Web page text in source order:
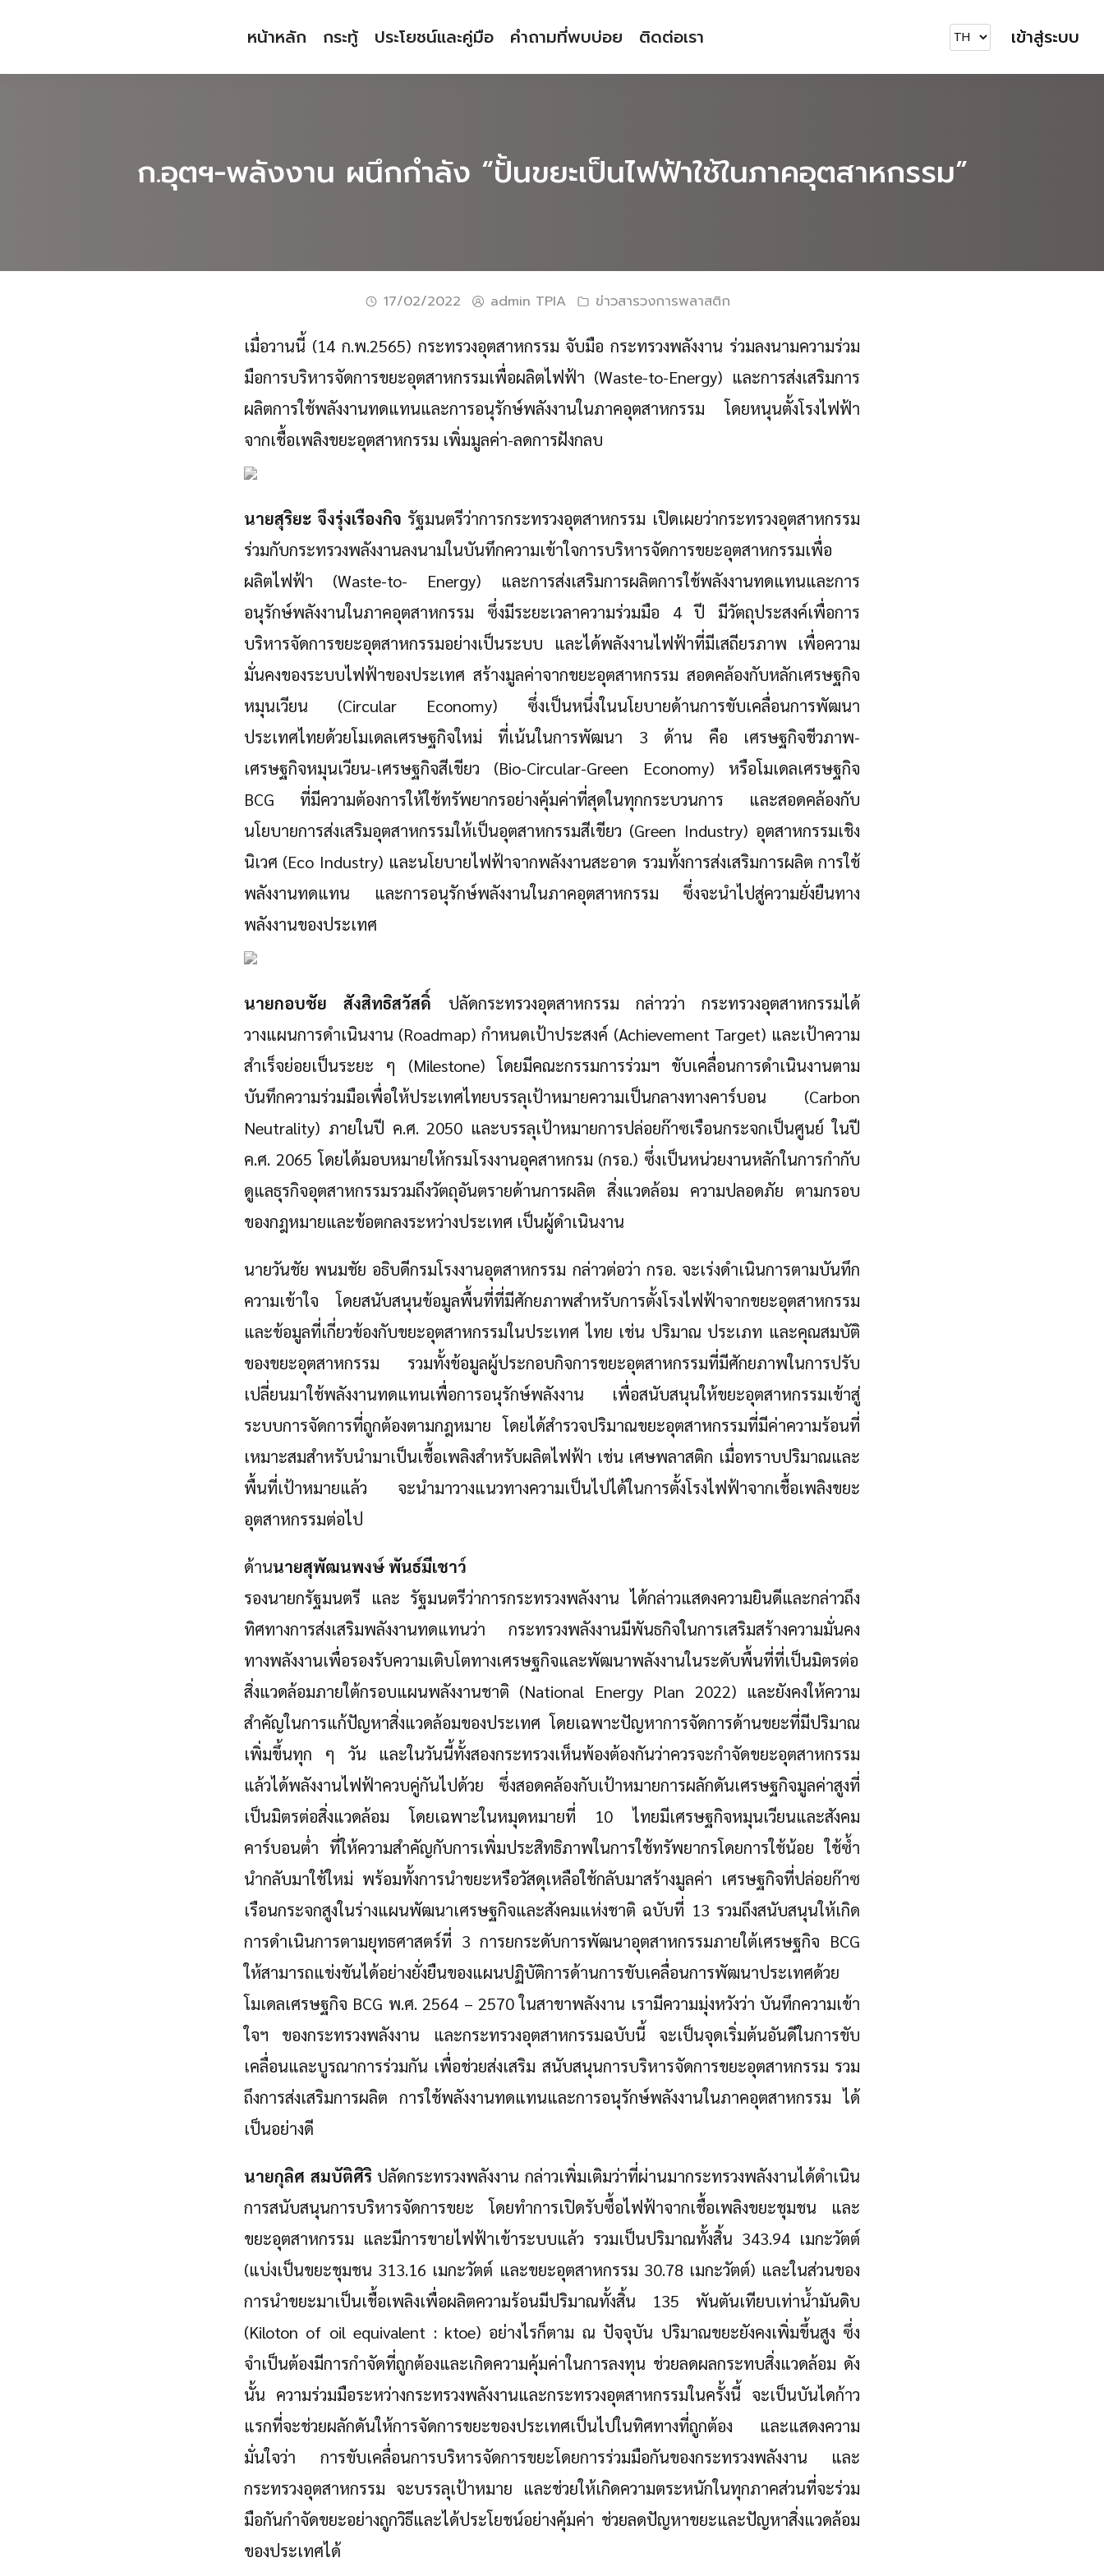
หน้าหลัก กระทู้ ประโยชน์และคู่มือ คำถามที่พบบ่อย ติดต่อเรา เข้าสู่ระบบ
Languages:
ก.อุตฯ-พลังงาน ผนึกกำลัง “ปั้นขยะเป็นไฟฟ้าใช้ในภาคอุตสาหกรรม”
17/02/2022 admin TPIA ข่าวสารวงการพลาสติก
เมื่อวานนี้ (14 ก.พ.2565) กระทรวงอุตสาหกรรม จับมือ กระทรวงพลังงาน ร่วมลงนามความร่วม
มือการบริหารจัดการขยะอุตสาหกรรมเพื่อผลิตไฟฟ้า (Waste-to-Energy) และการส่งเสริมการ
ผลิตการใช้พลังงานทดแทนและการอนุรักษ์พลังงานในภาคอุตสาหกรรม โดยหนุนตั้งโรงไฟฟ้า
จากเชื้อเพลิงขยะอุตสาหกรรม เพิ่มมูลค่า-ลดการฝังกลบ
นายสุริยะ จึงรุ่งเรืองกิจ รัฐมนตรีว่าการกระทรวงอุตสาหกรรม เปิดเผยว่ากระทรวงอุตสาหกรรม
ร่วมกับกระทรวงพลังงานลงนามในบันทึกความเข้าใจการบริหารจัดการขยะอุตสาหกรรมเพื่อ
ผลิตไฟฟ้า (Waste-to- Energy) และการส่งเสริมการผลิตการใช้พลังงานทดแทนและการ
อนุรักษ์พลังงานในภาคอุตสาหกรรม ซึ่งมีระยะเวลาความร่วมมือ 4 ปี มีวัตถุประสงค์เพื่อการ
บริหารจัดการขยะอุตสาหกรรมอย่างเป็นระบบ และได้พลังงานไฟฟ้าที่มีเสถียรภาพ เพื่อความ
มั่นคงของระบบไฟฟ้าของประเทศ สร้างมูลค่าจากขยะอุตสาหกรรม สอดคล้องกับหลักเศรษฐกิจ
หมุนเวียน (Circular Economy) ซึ่งเป็นหนึ่งในนโยบายด้านการขับเคลื่อนการพัฒนา
ประเทศไทยด้วยโมเดลเศรษฐกิจใหม่ ที่เน้นในการพัฒนา 3 ด้าน คือ เศรษฐกิจชีวภาพ-
เศรษฐกิจหมุนเวียน-เศรษฐกิจสีเขียว (Bio-Circular-Green Economy) หรือโมเดลเศรษฐกิจ
BCG ที่มีความต้องการให้ใช้ทรัพยากรอย่างคุ้มค่าที่สุดในทุกกระบวนการ และสอดคล้องกับ
นโยบายการส่งเสริมอุตสาหกรรมให้เป็นอุตสาหกรรมสีเขียว (Green Industry) อุตสาหกรรมเชิง
นิเวศ (Eco Industry) และนโยบายไฟฟ้าจากพลังงานสะอาด รวมทั้งการส่งเสริมการผลิต การใช้
พลังงานทดแทน และการอนุรักษ์พลังงานในภาคอุตสาหกรรม ซึ่งจะนำไปสู่ความยั่งยืนทาง
พลังงานของประเทศ
นายกอบชัย สังสิทธิสวัสดิ์
ปลัดกระทรวงอุตสาหกรรม กล่าวว่า กระทรวงอุตสาหกรรมได้
วางแผนการดำเนินงาน (Roadmap) กำหนดเป้าประสงค์ (Achievement Target) และเป้าความ
สำเร็จย่อยเป็นระยะ ๆ (Milestone) โดยมีคณะกรรมการร่วมฯ ขับเคลื่อนการดำเนินงานตาม
บันทึกความร่วมมือเพื่อให้ประเทศไทยบรรลุเป้าหมายความเป็นกลางทางคาร์บอน (Carbon
Neutrality) ภายในปี ค.ศ. 2050 และบรรลุเป้าหมายการปล่อยก๊าซเรือนกระจกเป็นศูนย์ ในปี
ค.ศ. 2065 โดยได้มอบหมายให้กรมโรงงานอุคสาหกรม (กรอ.) ซึ่งเป็นหน่วยงานหลักในการกำกับ
ดูแลธุรกิจอุตสาหกรรมรวมถึงวัตถุอันตรายด้านการผลิต สิ่งแวดล้อม ความปลอดภัย ตามกรอบ
ของกฎหมายและข้อตกลงระหว่างประเทศ เป็นผู้ดำเนินงาน
นายวันชัย พนมชัย อธิบดีกรมโรงงานอุตสาหกรรม กล่าวต่อว่า กรอ. จะเร่งดำเนินการตามบันทึก
ความเข้าใจ โดยสนับสนุนข้อมูลพื้นที่ที่มีศักยภาพสำหรับการตั้งโรงไฟฟ้าจากขยะอุตสาหกรรม
และข้อมูลที่เกี่ยวข้องกับขยะอุตสาหกรรมในประเทศ ไทย เช่น ปริมาณ ประเภท และคุณสมบัติ
ของขยะอุตสาหกรรม รวมทั้งข้อมูลผู้ประกอบกิจการขยะอุตสาหกรรมที่มีศักยภาพในการปรับ
เปลี่ยนมาใช้พลังงานทดแทนเพื่อการอนุรักษ์พลังงาน เพื่อสนับสนุนให้ขยะอุตสาหกรรมเข้าสู่
ระบบการจัดการที่ถูกต้องตามกฎหมาย โดยได้สำรวจปริมาณขยะอุตสาหกรรมที่มีค่าความร้อนที่
เหมาะสมสำหรับนำมาเป็นเชื้อเพลิงสำหรับผลิตไฟฟ้า เช่น เศษพลาสติก เมื่อทราบปริมาณและ
พื้นที่เป้าหมายแล้ว จะนำมาวางแนวทางความเป็นไปได้ในการตั้งโรงไฟฟ้าจากเชื้อเพลิงขยะ
อุตสาหกรรมต่อไป
ด้านนายสุพัฒนพงษ์ พันธ์มีเชาว์
รองนายกรัฐมนตรี และ รัฐมนตรีว่าการกระทรวงพลังงาน ได้กล่าวแสดงความยินดีและกล่าวถึง
ทิศทางการส่งเสริมพลังงานทดแทนว่า กระทรวงพลังงานมีพันธกิจในการเสริมสร้างความมั่นคง
ทางพลังงานเพื่อรองรับความเติบโตทางเศรษฐกิจและพัฒนาพลังงานในระดับพื้นที่ที่เป็นมิตรต่อ
สิ่งแวดล้อมภายใต้กรอบแผนพลังงานชาติ (National Energy Plan 2022) และยังคงให้ความ
สำคัญในการแก้ปัญหาสิ่งแวดล้อมของประเทศ โดยเฉพาะปัญหาการจัดการด้านขยะที่มีปริมาณ
เพิ่มขึ้นทุก ๆ วัน และในวันนี้ทั้งสองกระทรวงเห็นพ้องต้องกันว่าควรจะกำจัดขยะอุตสาหกรรม
แล้วได้พลังงานไฟฟ้าควบคู่กันไปด้วย ซึ่งสอดคล้องกับเป้าหมายการผลักดันเศรษฐกิจมูลค่าสูงที่
เป็นมิตรต่อสิ่งแวดล้อม โดยเฉพาะในหมุดหมายที่ 10 ไทยมีเศรษฐกิจหมุนเวียนและสังคม
คาร์บอนต่ำ ที่ให้ความสำคัญกับการเพิ่มประสิทธิภาพในการใช้ทรัพยากรโดยการใช้น้อย ใช้ซ้ำ
นำกลับมาใช้ใหม่ พร้อมทั้งการนำขยะหรือวัสดุเหลือใช้กลับมาสร้างมูลค่า เศรษฐกิจที่ปล่อยก๊าซ
เรือนกระจกสูงในร่างแผนพัฒนาเศรษฐกิจและสังคมแห่งชาติ ฉบับที่ 13 รวมถึงสนับสนุนให้เกิด
การดำเนินการตามยุทธศาสตร์ที่ 3 การยกระดับการพัฒนาอุตสาหกรรมภายใต้เศรษฐกิจ BCG
ให้สามารถแข่งขันได้อย่างยั่งยืนของแผนปฏิบัติการด้านการขับเคลื่อนการพัฒนาประเทศด้วย
โมเดลเศรษฐกิจ BCG พ.ศ. 2564 – 2570 ในสาขาพลังงาน เรามีความมุ่งหวังว่า บันทึกความเข้า
ใจฯ ของกระทรวงพลังงาน และกระทรวงอุตสาหกรรมฉบับนี้ จะเป็นจุดเริ่มต้นอันดีในการขับ
เคลื่อนและบูรณาการร่วมกัน เพื่อช่วยส่งเสริม สนับสนุนการบริหารจัดการขยะอุตสาหกรรม รวม
ถึงการส่งเสริมการผลิต การใช้พลังงานทดแทนและการอนุรักษ์พลังงานในภาคอุตสาหกรรม ได้
เป็นอย่างดี
นายกุลิศ สมบัติศิริ ปลัดกระทรวงพลังงาน กล่าวเพิ่มเติมว่าที่ผ่านมากระทรวงพลังงานได้ดำเนิน
การสนับสนุนการบริหารจัดการขยะ โดยทำการเปิดรับซื้อไฟฟ้าจากเชื้อเพลิงขยะชุมชน และ
ขยะอุตสาหกรรม และมีการขายไฟฟ้าเข้าระบบแล้ว รวมเป็นปริมาณทั้งสิ้น 343.94 เมกะวัตต์
(แบ่งเป็นขยะชุมชน 313.16 เมกะวัตต์ และขยะอุตสาหกรรม 30.78 เมกะวัตต์) และในส่วนของ
การนำขยะมาเป็นเชื้อเพลิงเพื่อผลิตความร้อนมีปริมาณทั้งสิ้น 135 พันตันเทียบเท่าน้ำมันดิบ
(Kiloton of oil equivalent : ktoe) อย่างไรก็ตาม ณ ปัจจุบัน ปริมาณขยะยังคงเพิ่มขึ้นสูง ซึ่ง
จำเป็นต้องมีการกำจัดที่ถูกต้องและเกิดความคุ้มค่าในการลงทุน ช่วยลดผลกระทบสิ่งแวดล้อม ดัง
นั้น ความร่วมมือระหว่างกระทรวงพลังงานและกระทรวงอุตสาหกรรมในครั้งนี้ จะเป็นบันไดก้าว
แรกที่จะช่วยผลักดันให้การจัดการขยะของประเทศเป็นไปในทิศทางที่ถูกต้อง และแสดงความ
มั่นใจว่า การขับเคลื่อนการบริหารจัดการขยะโดยการร่วมมือกันของกระทรวงพลังงาน และ
กระทรวงอุตสาหกรรม จะบรรลุเป้าหมาย และช่วยให้เกิดความตระหนักในทุกภาคส่วนที่จะร่วม
มือกันกำจัดขยะอย่างถูกวิธีและได้ประโยชน์อย่างคุ้มค่า ช่วยลดปัญหาขยะและปัญหาสิ่งแวดล้อม
ของประเทศได้
Search